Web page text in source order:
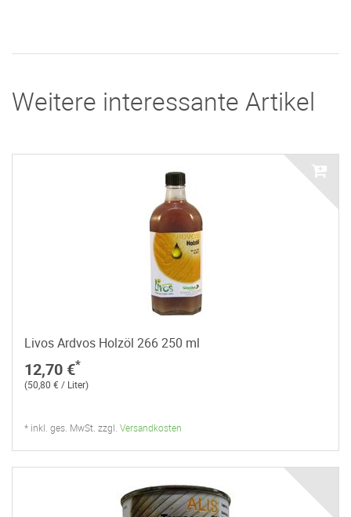
Weitere interessante Artikel
Livos Ardvos Holzöl 266 250 ml
12,70 €*
(50,80 € / Liter)
* inkl. ges. MwSt. zzgl. Versandkosten